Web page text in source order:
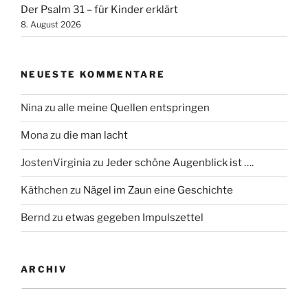
Der Psalm 31 – für Kinder erklärt
8. August 2026
NEUESTE KOMMENTARE
Ninazu alle meine Quellen entspringen
Monazu die man lacht
JostenVirginiazu Jeder schöne Augenblick ist ….
Käthchen zu Nägel im Zaun eine Geschichte
Bernd zu etwas gegeben Impulszettel
ARCHIV